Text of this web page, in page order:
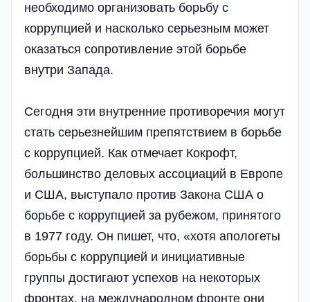
необходимо организовать борьбу с
коррупцией и насколько серьезным может
оказаться сопротивление этой борьбе
внутри Запада.
Сегодня эти внутренние противоречия могут
стать серьезнейшим препятствием в борьбе
с коррупцией. Как отмечает Кокрофт,
большинство деловых ассоциаций в Европе
и США, выступало против Закона США о
борьбе с коррупцией за рубежом, принятого
в 1977 году. Он пишет, что, «хотя апологеты
борьбы с коррупцией и инициативные
группы достигают успехов на некоторых
фронтах, на международном фронте они